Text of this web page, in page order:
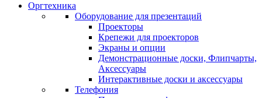
Оргтехника
Оборудование для презентаций
Проекторы
Крепежи для проекторов
Экраны и опции
Демонстрационные доски, Флипчарты,
Аксессуары
Интерактивные доски и аксессуары
Телефония